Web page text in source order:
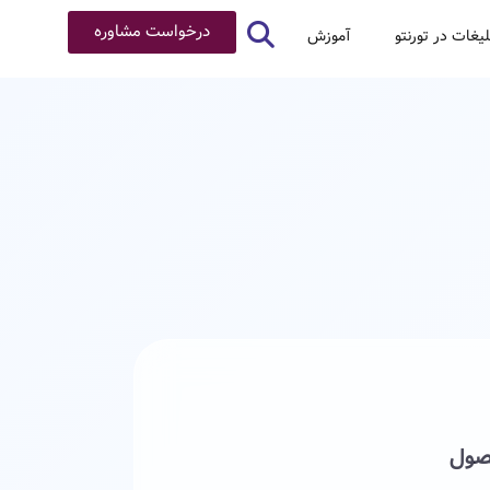
در تورنتو آموزش درخواست مشاوره